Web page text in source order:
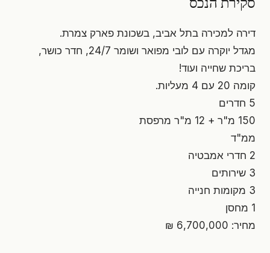
דירה למכירה בתל אביב, בשכונת פארק צמרת.
מגדל יוקרה עם לובי מפואר ושומר 24/7, חדר כושר,
בריכת שחייה ועוד!
קומה 20 עם 4 מעליות.
5 חדרים
150 מ"ר + 12 מ"ר מרפסת
ממ"ד
2 חדרי אמבטיה
3 שירותים
3 מקומות חנייה
1 מחסן
מחיר: 6,700,000 ₪